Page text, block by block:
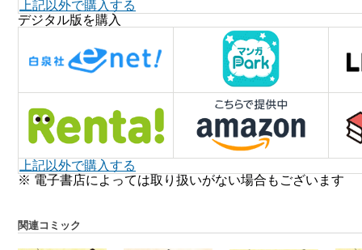
上記以外で購入する
デジタル版を購入
上記以外で購入する
※ 電子書店によっては取り扱いがない場合もございます
関連コミック